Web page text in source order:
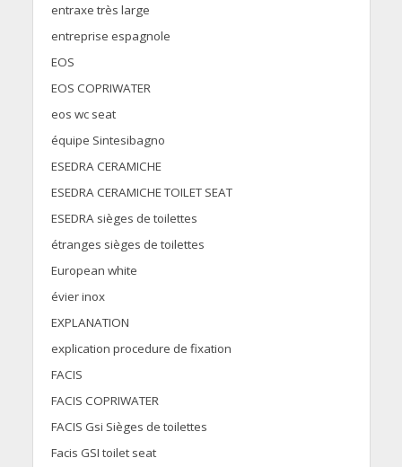
entraxe très large
entreprise espagnole
EOS
EOS COPRIWATER
eos wc seat
équipe Sintesibagno
ESEDRA CERAMICHE
ESEDRA CERAMICHE TOILET SEAT
ESEDRA sièges de toilettes
étranges sièges de toilettes
European white
évier inox
EXPLANATION
explication procedure de fixation
FACIS
FACIS COPRIWATER
FACIS Gsi Sièges de toilettes
Facis GSI toilet seat